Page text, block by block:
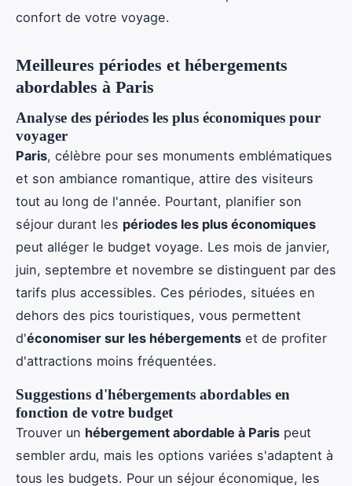
confort de votre voyage.
Meilleures périodes et hébergements
abordables à Paris
Analyse des périodes les plus économiques pour
voyager
Paris, célèbre pour ses monuments emblématiques
et son ambiance romantique, attire des visiteurs
tout au long de l'année. Pourtant, planifier son
séjour durant les périodes les plus économiques
peut alléger le budget voyage. Les mois de janvier,
juin, septembre et novembre se distinguent par des
tarifs plus accessibles. Ces périodes, situées en
dehors des pics touristiques, vous permettent
d'économiser sur les hébergements et de profiter
d'attractions moins fréquentées.
Suggestions d'hébergements abordables en
fonction de votre budget
Trouver un hébergement abordable à Paris peut
sembler ardu, mais les options variées s'adaptent à
tous les budgets. Pour un séjour économique, les